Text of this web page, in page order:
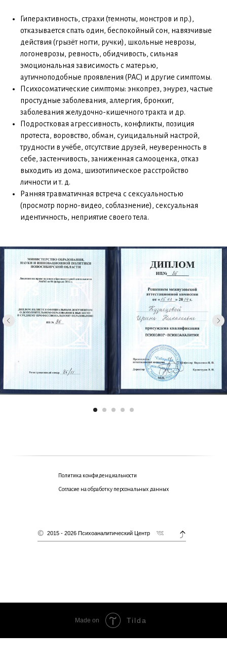
Гиперактивность, страхи (темноты, монстров и пр.),
отказывается спать один, беспокойный сон, навязчивые
действия (грызёт ногти, ручки), школьные неврозы,
логоневрозы, ревность, обидчивость, сильная
эмоциональная зависимость с матерью,
аутичноподобные проявления (РАС) и другие симптомы.
Психосоматические симптомы: энкопрез, энурез, частые
простудные заболевания, аллергия, бронхит,
заболевания желудочно-кишечного тракта и др.
Подростковая агрессивность, конфликты, позиция
протеста, воровство, обман, суицидальный настрой,
трудности в учёбе, отсутствие друзей, неуверенность в
себе, застенчивость, заниженная самооценка, отказ
выходить из дома, шизотипическое расстройство
личности и т. д.
Ранняя травматичная встреча с сексуальностью
(просмотр порно-видео, соблазнение), сексуальная
идентичность, неприятие своего тела.
Политика конфиденциальности
Согласие на обработку персональных данных
2015 - 2026 Психоаналитический Центр
Made on Tilda